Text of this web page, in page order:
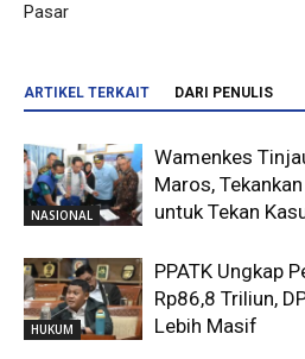
Pasar
ARTIKEL TERKAIT DARI PENULIS
NASIONAL
Wamenkes
Maros,
untuk Tekan
HUKUM
PPATK Ungkap
Rp86,8 Triliun,
Lebih Masif